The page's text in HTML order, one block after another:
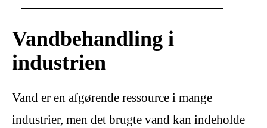
Vandbehandling i
industrien
Vand er en afgørende ressource i mange
industrier, men det brugte vand kan indeholde